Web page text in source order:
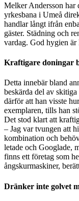
Melker Andersson har
yrkesbana i Umeå
handlar långt ifrån
gäster. Städning och
vardag. God hygien
Kraftigare doningar
Detta innebär bland
beskärda del av
därför att han visste
exemplaren, tills han
Det stod klart att
– Jag var tvungen att
kombination och
letade och Googlade,
finns ett företag som
ångskurmaskiner,
Dränker inte golvet